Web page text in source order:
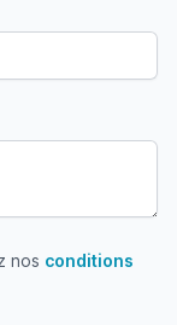
conditions
nos conditions